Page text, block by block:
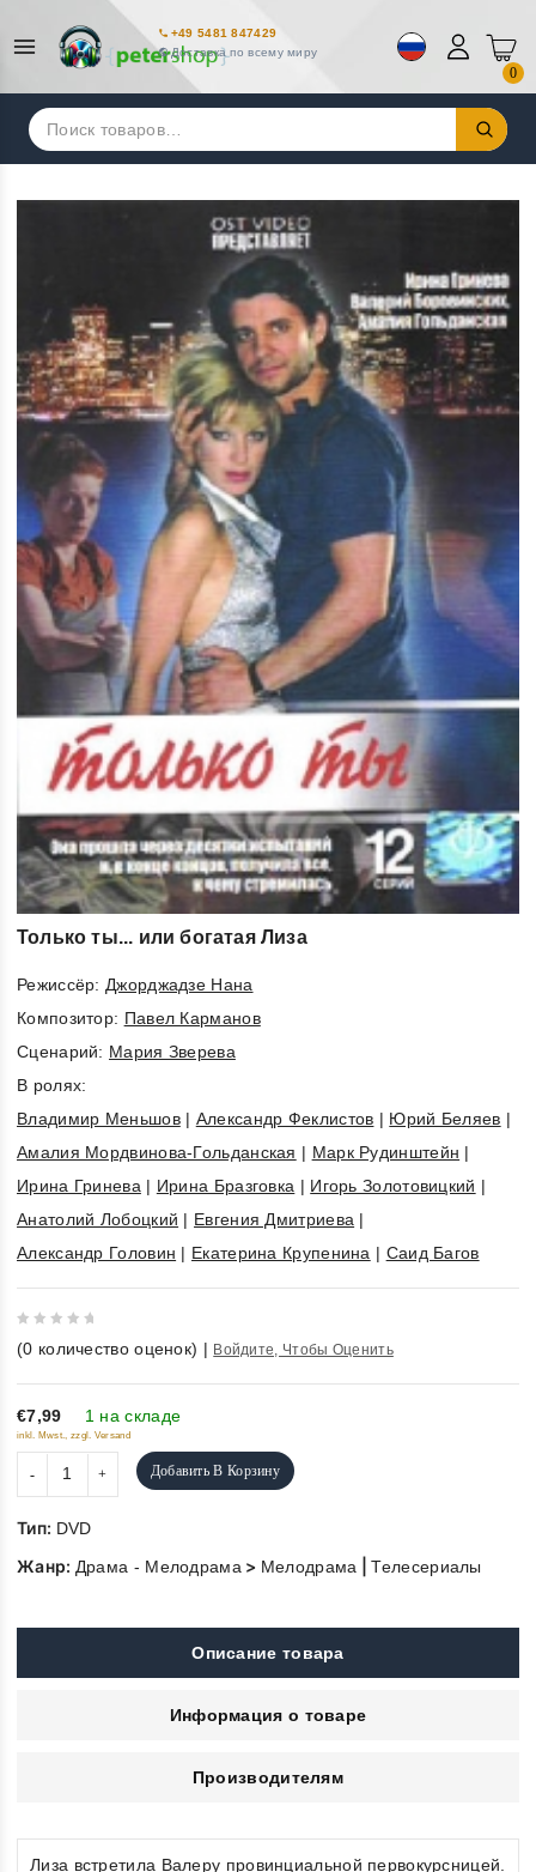
+49 5481 847429
Доставка по всему миру
0
Искать:
Только ты... или богатая Лиза
Режиссёр:Джорджадзе Нана
Композитор: Павел Карманов
Cценарий: Мария Зверева
В ролях:
Владимир Меньшов| Александр Феклистов | Юрий Беляев |
Амалия Мордвинова-Гольданская | Марк Рудинштейн |
Ирина Гринева| Ирина Бразговка | Игорь Золотовицкий |
Анатолий Лобоцкий | Евгения Дмитриева |
Александр Головин | Екатерина Крупенина | Саид Багов
out
of
5
(0 количество оценок) | Войдите, Чтобы Оценить
€7,99 1 на складе
inkl. Mwst., zzgl. Versand
Добавить В Корзину
Тип: DVD
Жанр: Драма - Мелодрама > Мелодрама |Телесериалы
Описание товара
Информация о товаре
Производителям
Лиза встретила Валеру провинциальной первокурсницей.